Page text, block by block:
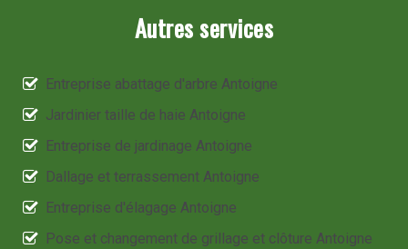
Autres services
Entreprise abattage d'arbre Antoigne
Jardinier taille de haie Antoigne
Entreprise de jardinage Antoigne
Dallage et terrassement Antoigne
Entreprise d'élagage Antoigne
Pose et changement de grillage et clôture Antoigne